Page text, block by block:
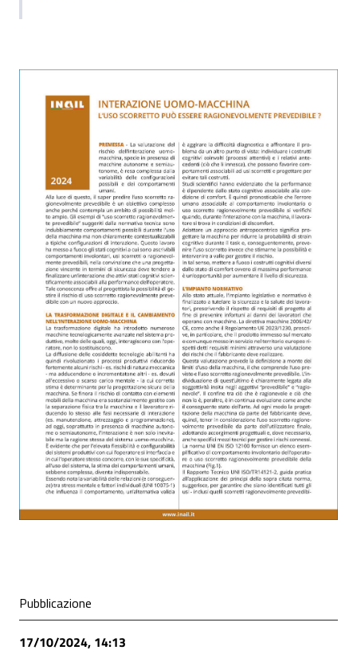
ALLEGATI
Condivisione social
Pubblicazione
17/10/2024, 14:13